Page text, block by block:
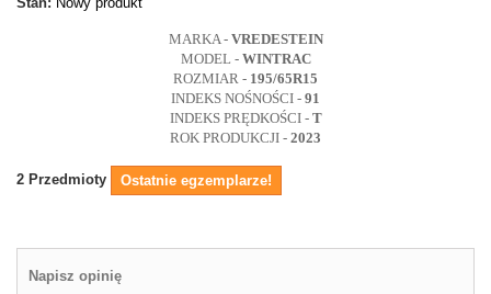
MARKA - VREDESTEIN
MODEL - WINTRAC
ROZMIAR - 195/65R15
INDEKS NOŚNOŚCI - 91
INDEKS PRĘDKOŚCI - T
ROK PRODUKCJI - 2023
2 Przedmioty Ostatnie egzemplarze!
Napisz opinię